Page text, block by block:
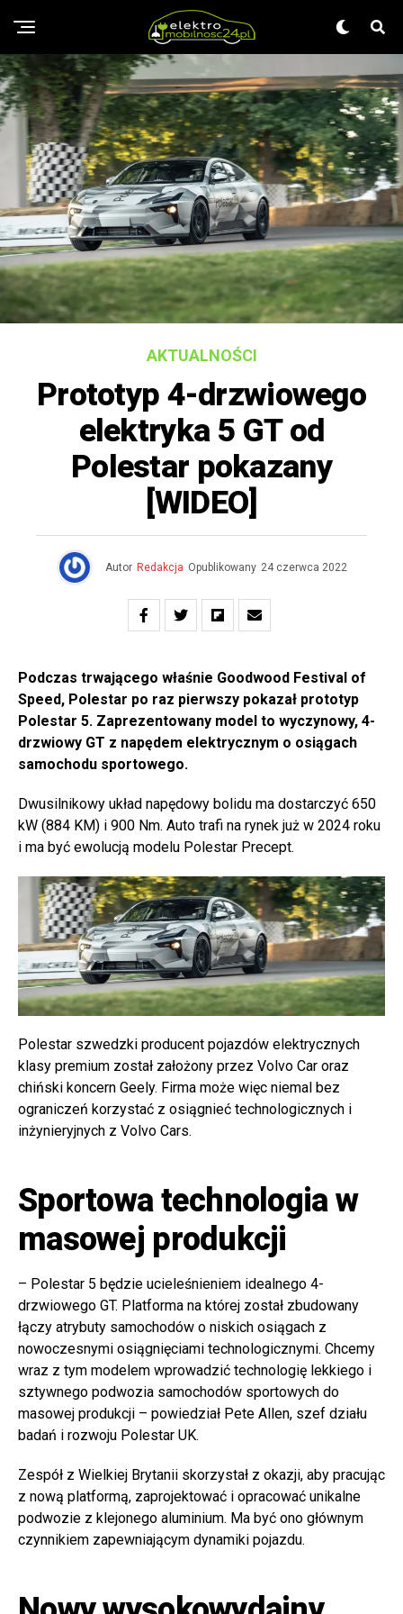
AKTUALNOŚCI
Prototyp 4-drzwiowego
elektryka 5 GT od
Polestar pokazany
[WIDEO]
Autor Redakcja Opublikowany 24 czerwca 2022
Podczas trwającego właśnie Goodwood Festival of
Speed, Polestar po raz pierwszy pokazał prototyp
Polestar 5. Zaprezentowany model to wyczynowy, 4-
drzwiowy GT z napędem elektrycznym o osiągach
samochodu sportowego.
Dwusilnikowy układ napędowy bolidu ma dostarczyć 650
kW (884 KM) i 900 Nm. Auto trafi na rynek już w 2024 roku
i ma być ewolucją modelu Polestar Precept.
Polestar szwedzki producent pojazdów elektrycznych
klasy premium został założony przez Volvo Car oraz
chiński koncern Geely. Firma może więc niemal bez
ograniczeń korzystać z osiągnieć technologicznych i
inżynieryjnych z Volvo Cars.
Sportowa technologia w
masowej produkcji
– Polestar 5 będzie ucieleśnieniem idealnego 4-
drzwiowego GT. Platforma na której został zbudowany
łączy atrybuty samochodów o niskich osiągach z
nowoczesnymi osiągnięciami technologicznymi. Chcemy
wraz z tym modelem wprowadzić technologię lekkiego i
sztywnego podwozia samochodów sportowych do
masowej produkcji – powiedział Pete Allen, szef działu
badań i rozwoju Polestar UK.
Zespół z Wielkiej Brytanii skorzystał z okazji, aby pracując
z nową platformą, zaprojektować i opracować unikalne
podwozie z klejonego aluminium. Ma być ono głównym
czynnikiem zapewniającym dynamiki pojazdu.